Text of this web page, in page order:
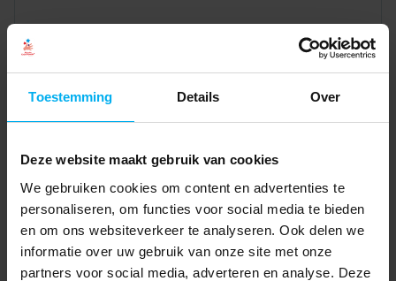
Toestemming Details Over
Deze website maakt gebruik van cookies
We gebruiken cookies om content en advertenties te
personaliseren, om functies voor social media te bieden
en om ons websiteverkeer te analyseren. Ook delen we
informatie over uw gebruik van onze site met onze
partners voor social media, adverteren en analyse. Deze